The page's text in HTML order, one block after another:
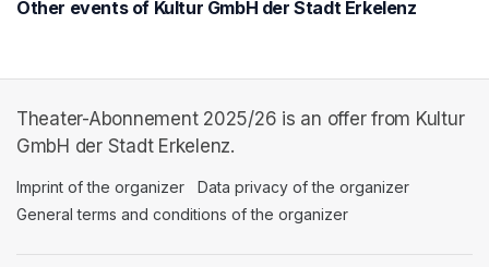
Other events of Kultur GmbH der Stadt Erkelenz
Theater-Abonnement 2025/26 is an offer from Kultur
GmbH der Stadt Erkelenz.
Imprint of the organizer (opens in a new tab)
Data privacy of the organizer
General terms and conditions of the organizer